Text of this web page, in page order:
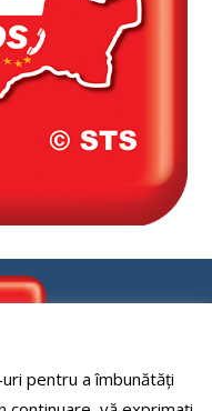
pentru a îmbunătăți